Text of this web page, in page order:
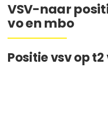
VSV-naar
vo en mbo
Positie vsv op